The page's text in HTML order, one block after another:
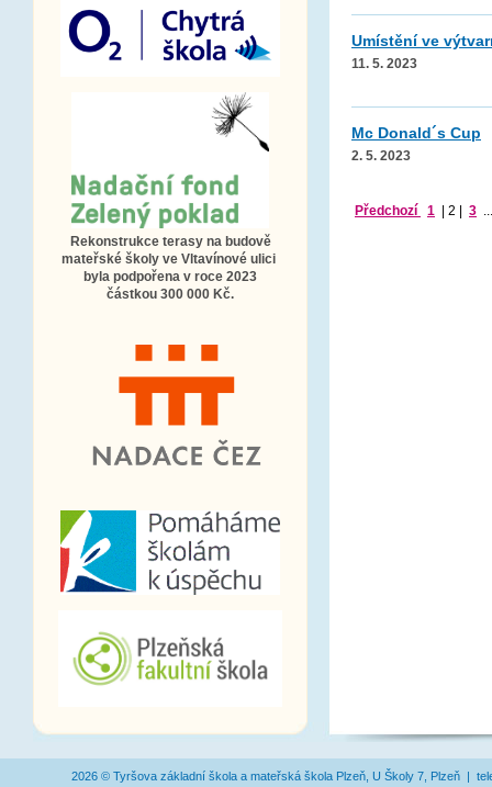
Rekonstrukce terasy na budově
mateřské školy ve Vltavínové ulici
byla podpořena v roce 2023
částkou 300 000 Kč.
Umístění ve
11. 5. 2023
Mc Donald´s Cup
2. 5. 2023
Předchozí 1 2 3
2026 © Tyršova základní škola a mateřská škola Plzeň, U Školy 7, Plzeň |